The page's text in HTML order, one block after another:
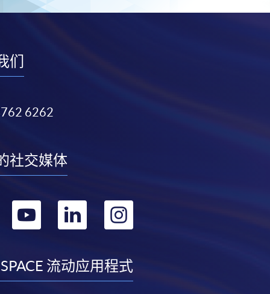
们
6262
社交媒体
转
youtube
转
linkedin
转
instagram
流动应用程式